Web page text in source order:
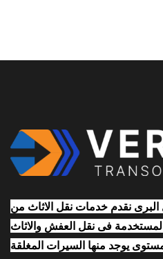
نقدم خدمات نقل الاثاث من
فى نقل العفش والاثاث
يوجد منها السيرات المغلقة